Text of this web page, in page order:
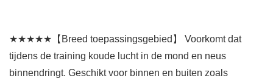
★★★★★【Breed toepassingsgebied】 Voorkomt dat
tijdens de training koude lucht in de mond en neus
binnendringt. Geschikt voor binnen en buiten zoals